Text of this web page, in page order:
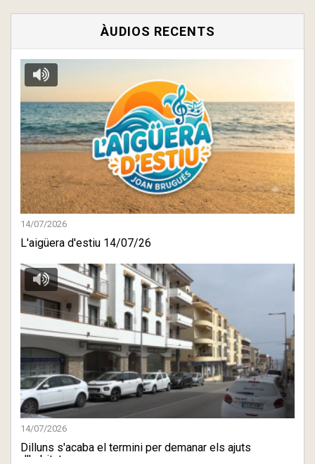
ÀUDIOS RECENTS
14/07/2026
L'aigüera d'estiu 14/07/26
14/07/2026
Dilluns s'acaba el termini per demanar els ajuts